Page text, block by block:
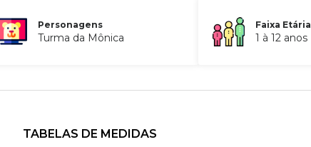
Personagens
Turma da Mônica
Faixa Etária
1 à 12 anos
TABELAS DE MEDIDAS